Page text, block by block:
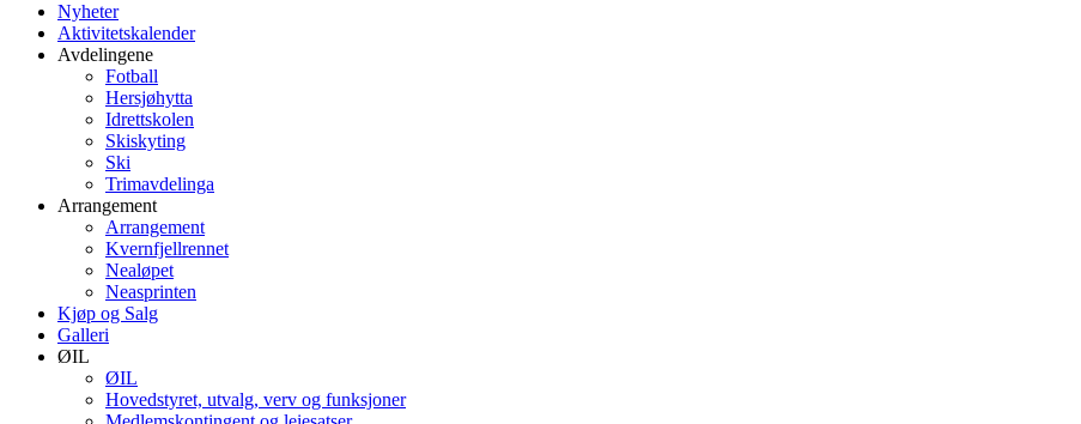
Nyheter
Aktivitetskalender
Avdelingene
Fotball
Hersjøhytta
Idrettskolen
Skiskyting
Ski
Trimavdelinga
Arrangement
Arrangement
Kvernfjellrennet
Nealøpet
Neasprinten
Kjøp og Salg
Galleri
ØIL
ØIL
Hovedstyret, utvalg, verv og funksjoner